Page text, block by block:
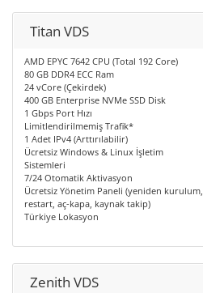
Titan VDS
AMD EPYC 7642 CPU (Total 192 Core)
80 GB DDR4 ECC Ram
24 vCore (Çekirdek)
400 GB Enterprise NVMe SSD Disk
1 Gbps Port Hızı
Limitlendirilmemiş Trafik*
1 Adet IPv4 (Arttırılabilir)
Ücretsiz Windows & Linux İşletim
Sistemleri
7/24 Otomatik Aktivasyon
Ücretsiz Yönetim Paneli (yeniden kurulum,
restart, aç-kapa, kaynak takip)
Türkiye Lokasyon
Zenith VDS